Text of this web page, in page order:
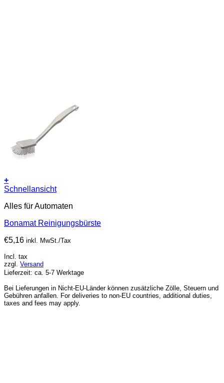
+
Schnellansicht
Alles für Automaten
Bonamat Reinigungsbürste
€5,16 inkl. MwSt./Tax
Incl. tax
zzgl. Versand
Lieferzeit: ca. 5-7 Werktage
Bei Lieferungen in Nicht-EU-Länder können zusätzliche Zölle, Steuern und
Gebühren anfallen. For deliveries to non-EU countries, additional duties,
taxes and fees may apply.